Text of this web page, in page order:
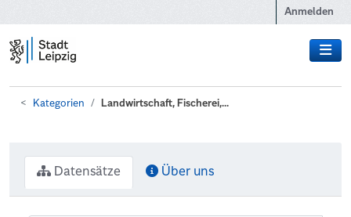
Anmelden
Kategorien Landwirtschaft, Fischerei,...
Datensätze Über uns